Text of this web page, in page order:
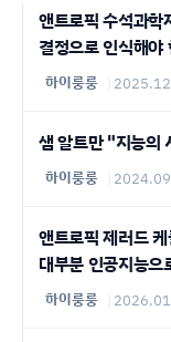
앤트로픽 수석과
결정으로 인식해야
하이룽룽
샘 알트만 "지능의
하이룽룽
앤트로픽 제러드
대부분 인공지능
하이룽룽